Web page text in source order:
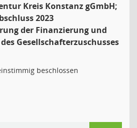
Kreis Konstanz gGmbH;
2023
der Finanzierung und
Gesellschafterzuschusses
beschlossen